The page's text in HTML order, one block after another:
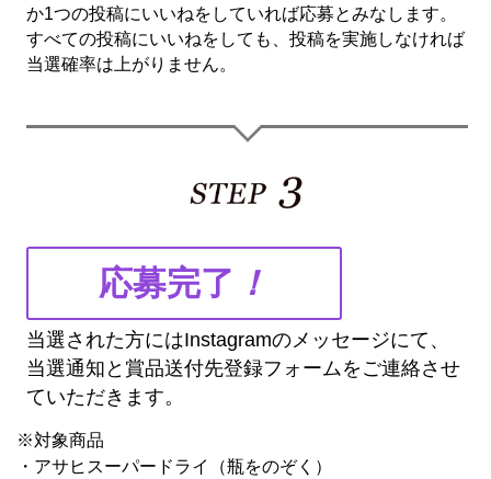
か1つの投稿にいいねをしていれば応募とみなします。
すべての投稿にいいねをしても、投稿を実施しなければ
当選確率は上がりません。
応募完了 ！
当選された方にはInstagramのメッセージにて、
当選通知と賞品送付先登録フォームをご連絡させ
ていただきます。
※対象商品
・アサヒスーパードライ（瓶をのぞく）